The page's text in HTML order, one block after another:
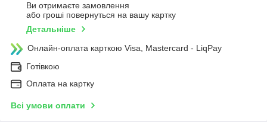
Ви отримаєте замовлення
або гроші повернуться на вашу картку
Детальніше
Онлайн-оплата карткою Visa, Mastercard - LiqPay
Готівкою
Оплата на картку
Всі умови оплати